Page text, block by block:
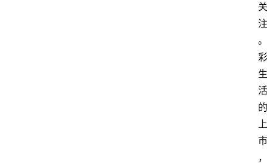
关
注
。
彩
生
活
的
上
市
，